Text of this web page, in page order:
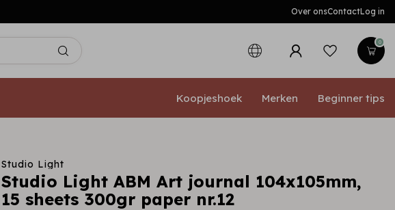
Over onsContactLog in
0
Koopjeshoek Merken Beginner tips
Studio Light
Studio Light ABM Art journal 104x105mm,
15 sheets 300gr paper nr.12